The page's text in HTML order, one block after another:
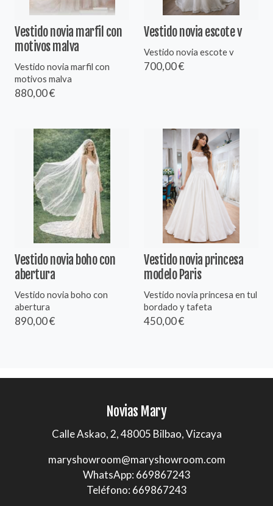
Vestido novia marfil con
motivos malva
Vestido novia marfil con
motivos malva
880,00 €
Vestido novia escote v
Vestido novia escote v
700,00 €
Vestido novia boho con
abertura
Vestido novia boho con
abertura
890,00 €
Vestido novia princesa
modelo Paris
Vestido novia princesa en tul
bordado y tafeta
450,00 €
Novias Mary
Calle Askao, 2, 48005 Bilbao, Vizcaya
maryshowroom@maryshowroom.com
WhatsApp: 669867243
Teléfono: 669867243